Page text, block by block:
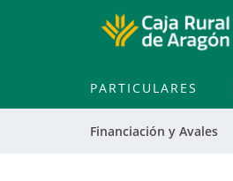
PARTICULARES
Financiación y Avales